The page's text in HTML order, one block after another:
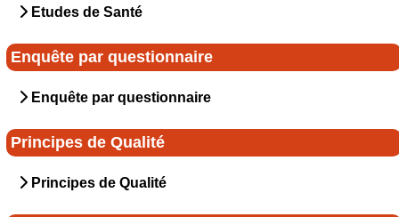
Etudes de Santé
Enquête par questionnaire
Enquête par questionnaire
Principes de Qualité
Principes de Qualité